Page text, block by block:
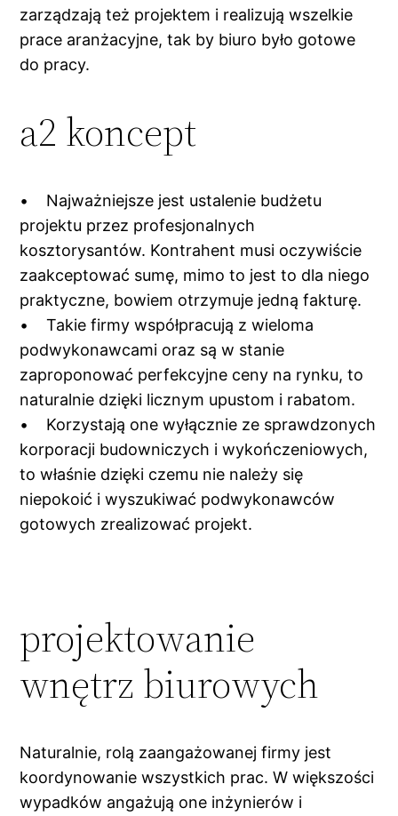
zarządzają też projektem i realizują wszelkie
prace aranżacyjne, tak by biuro było gotowe
do pracy.
a2 koncept
• Najważniejsze jest ustalenie budżetu
projektu przez profesjonalnych
kosztorysantów. Kontrahent musi oczywiście
zaakceptować sumę, mimo to jest to dla niego
praktyczne, bowiem otrzymuje jedną fakturę.
• Takie firmy współpracują z wieloma
podwykonawcami oraz są w stanie
zaproponować perfekcyjne ceny na rynku, to
naturalnie dzięki licznym upustom i rabatom.
• Korzystają one wyłącznie ze sprawdzonych
korporacji budowniczych i wykończeniowych,
to właśnie dzięki czemu nie należy się
niepokoić i wyszukiwać podwykonawców
gotowych zrealizować projekt.
projektowanie
wnętrz biurowych
Naturalnie, rolą zaangażowanej firmy jest
koordynowanie wszystkich prac. W większości
wypadków angażują one inżynierów i